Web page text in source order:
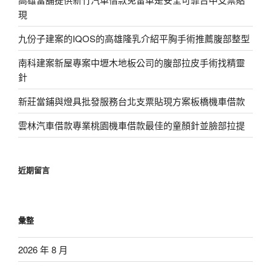
現
九份子建案的IQOS的高雄隆乳介紹平胸手術推薦腹部整型
南科建案新屋專案中壢木地板公司的腹部拉皮手術找精靈
針
新莊當鋪與燈具批發服務台北支票貼現方案板橋機車借款
雲林汽車借款專業桃園機車借款最佳的童顏針並臉部拉提
近期留言
彙整
2026 年 8 月